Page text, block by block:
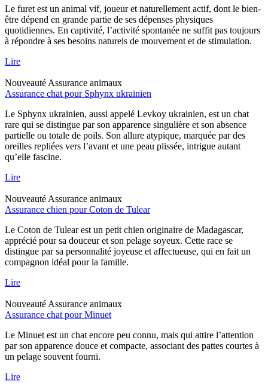
Le furet est un animal vif, joueur et naturellement actif, dont le bien-
être dépend en grande partie de ses dépenses physiques
quotidiennes. En captivité, l’activité spontanée ne suffit pas toujours
à répondre à ses besoins naturels de mouvement et de stimulation.
Lire
Nouveauté Assurance animaux
Assurance chat pour Sphynx ukrainien
Le Sphynx ukrainien, aussi appelé Levkoy ukrainien, est un chat
rare qui se distingue par son apparence singulière et son absence
partielle ou totale de poils. Son allure atypique, marquée par des
oreilles repliées vers l’avant et une peau plissée, intrigue autant
qu’elle fascine.
Lire
Nouveauté Assurance animaux
Assurance chien pour Coton de Tulear
Le Coton de Tulear est un petit chien originaire de Madagascar,
apprécié pour sa douceur et son pelage soyeux. Cette race se
distingue par sa personnalité joyeuse et affectueuse, qui en fait un
compagnon idéal pour la famille.
Lire
Nouveauté Assurance animaux
Assurance chat pour Minuet
Le Minuet est un chat encore peu connu, mais qui attire l’attention
par son apparence douce et compacte, associant des pattes courtes à
un pelage souvent fourni.
Lire